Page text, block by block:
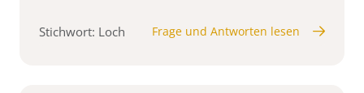
Stichwort: Loch Frage und Antworten lesen